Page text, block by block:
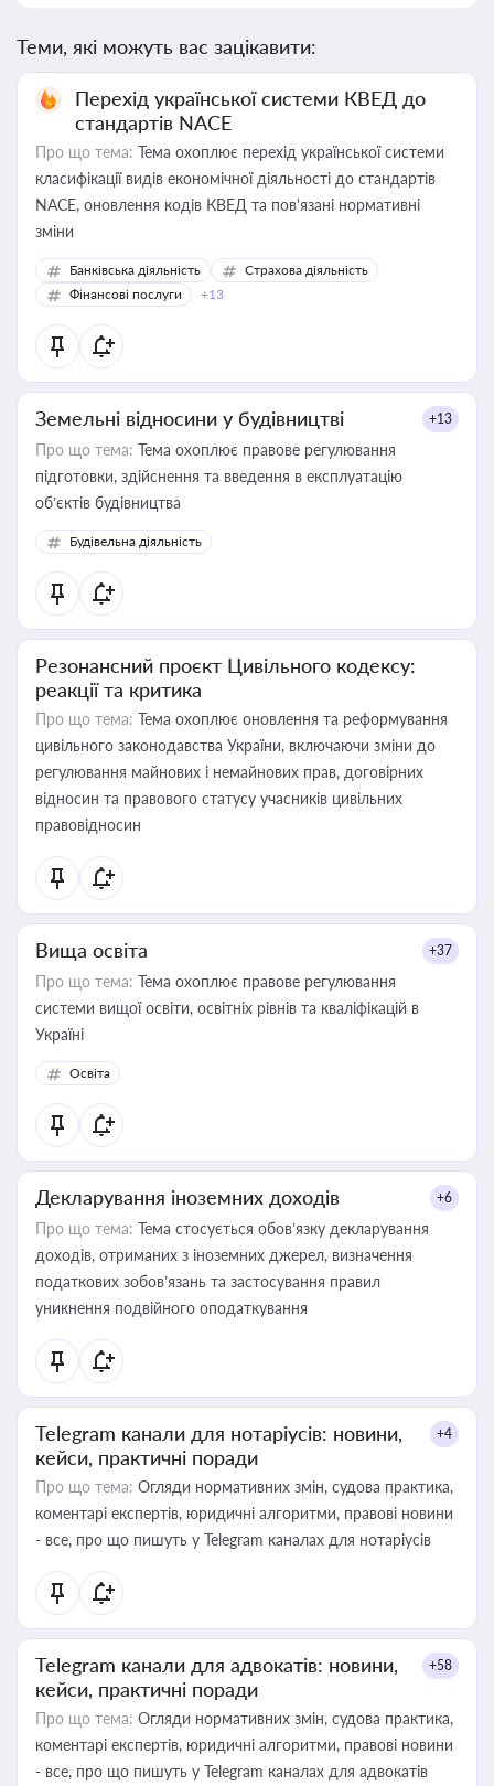
Теми, які можуть вас зацікавити:
Перехід української системи КВЕД до
стандартів NACE
Про що тема: Тема охоплює перехід української системи
класифікації видів економічної діяльності до стандартів
NACE, оновлення кодів КВЕД та пов'язані нормативні
зміни
Банківська діяльність
Страхова діяльність
Фінансові послуги
+13
Земельні відносини у будівництві +13
Про що тема: Тема охоплює правове регулювання
підготовки, здійснення та введення в експлуатацію
об’єктів будівництва
Будівельна діяльність
Резонансний проєкт Цивільного кодексу:
реакції та критика
Про що тема: Тема охоплює оновлення та реформування
цивільного законодавства України, включаючи зміни до
регулювання майнових і немайнових прав, договірних
відносин та правового статусу учасників цивільних
правовідносин
Вища освіта +37
Про що тема: Тема охоплює правове регулювання
системи вищої освіти, освітніх рівнів та кваліфікацій в
Україні
Освіта
Декларування іноземних доходів +6
Про що тема: Тема стосується обов’язку декларування
доходів, отриманих з іноземних джерел, визначення
податкових зобов’язань та застосування правил
уникнення подвійного оподаткування
Telegram канали для нотаріусів: новини,
кейси, практичні поради
+4
Про що тема: Огляди нормативних змін, судова практика,
коментарі експертів, юридичні алгоритми, правові новини
- все, про що пишуть у Telegram каналах для нотаріусів
Telegram канали для адвокатів: новини,
кейси, практичні поради
+58
Про що тема: Огляди нормативних змін, судова практика,
коментарі експертів, юридичні алгоритми, правові новини
- все, про що пишуть у Telegram каналах для адвокатів